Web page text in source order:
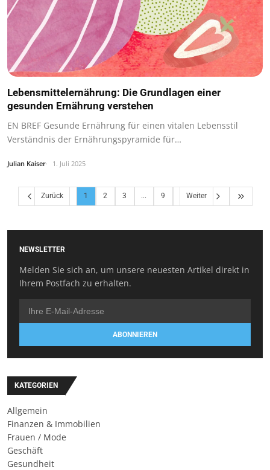
Lebensmittelernährung: Die Grundlagen einer
gesunden Ernährung verstehen
EN BREF Gesunde Ernährung für einen vitalen Lebensstil
Verständnis der Ernährungspyramide für…
Julian Kaiser 1. Juli 2025
Zurück 1 2 3 ... 9 Weiter
NEWSLETTER
Melden Sie sich an, um unsere neuesten Artikel direkt in
Ihrem Postfach zu erhalten.
ABONNIEREN
KATEGORIEN
Allgemein
Finanzen & Immobilien
Frauen / Mode
Geschäft
Gesundheit